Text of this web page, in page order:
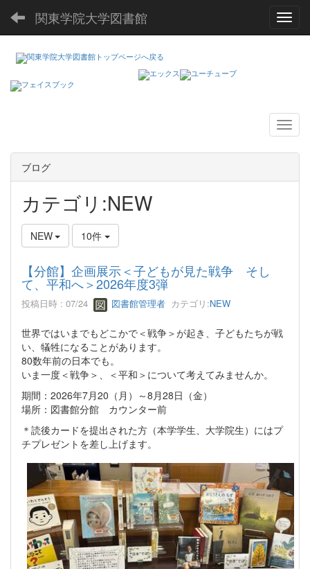
関東学院大学図書館
ブログ
カテゴリ:NEW
NEW 10件
【分館】企画展示＜子どもが見た戦争 そし
て、平和へ＞2026年度3弾
投稿日時 : 07/24 図書館管理者 カテゴリ:NEW
世界ではいまでもどこかで＜戦争＞が起き、子どもたちが戦
い、犠牲になることがあります。
80数年前の日本でも。
いま一度＜戦争＞、＜平和＞について考えてみませんか。
期間：2026年7月20（月）～8月28日（金）
場所：図書館分館 カウンター前
＊読後カードを提出された方（本学学生、大学院生）にはプ
チプレゼントを差し上げます。